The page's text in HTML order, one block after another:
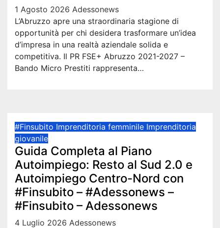
1 Agosto 2026 Adessonews
L’Abruzzo apre una straordinaria stagione di
opportunità per chi desidera trasformare un’idea
d’impresa in una realtà aziendale solida e
competitiva. Il PR FSE+ Abruzzo 2021-2027 –
Bando Micro Prestiti rappresenta…
#Finsubito Imprenditoria femminile Imprenditoria
giovanile
Guida Completa al Piano
Autoimpiego: Resto al Sud 2.0 e
Autoimpiego Centro-Nord con
#Finsubito – #Adessonews –
#Finsubito – Adessonews
4 Luglio 2026 Adessonews